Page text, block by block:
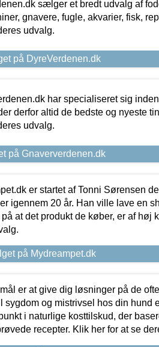
sælger et bredt udvalg af
gnavere, fugle, akvarier, fisk,
udvalg.
på DyreVerdenen.dk
har specialiseret sig
derfor altid de bedste og nyeste
udvalg.
på Gnaververdenen.dk
er startet af Tonni Sørensen
igennem 20 år. Han ville lave en
på at det produkt de køber, er af høj
på Mydreampet.dk
er at give dig løsninger på de
sygdom og mistrivsel hos din hund
i naturlige kosttilskud, der
recepter. Klik her for at se